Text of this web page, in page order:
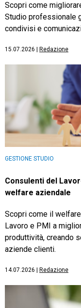
Scopri come
Studio professionale
condivisi e
15.07.2026 Redazione
GESTIONE STUDIO
Consulenti del
welfare aziendale
Scopri come il
Lavoro e PMI a
produttività, creando
aziende clienti.
14.07.2026 Redazione